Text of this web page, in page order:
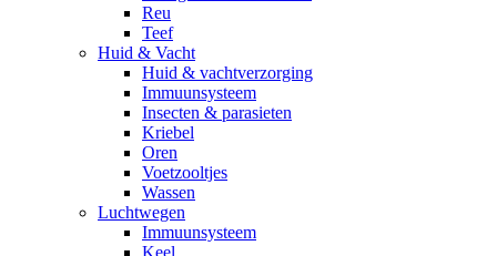
Reu
Teef
Huid & Vacht
Huid & vachtverzorging
Immuunsysteem
Insecten & parasieten
Kriebel
Oren
Voetzooltjes
Wassen
Luchtwegen
Immuunsysteem
Keel